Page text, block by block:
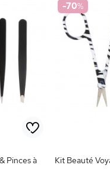
Pinces à
-70%
Kit Beauté